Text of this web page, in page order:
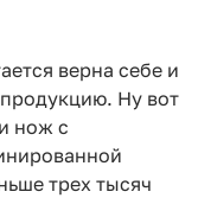
верна себе и
Ну вот
нож с
трех тысяч